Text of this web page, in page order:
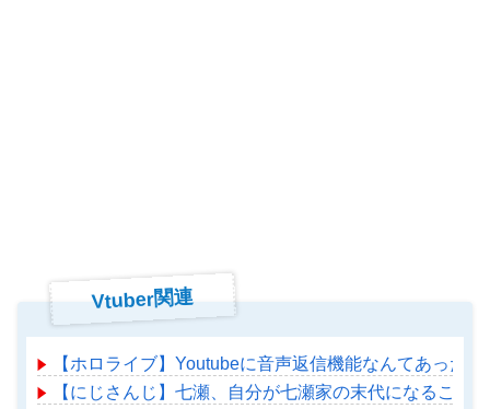
Vtuber関連
【ホロライブ】Youtubeに音声返信機能なんてあったの
【にじさんじ】七瀬、自分が七瀬家の末代になること